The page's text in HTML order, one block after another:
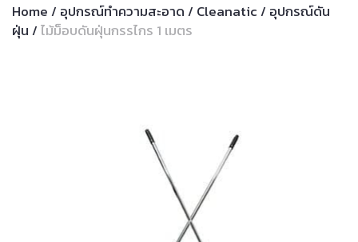
Home / อุปกรณ์ทําความสะอาด / Cleanatic / อุปกรณ์ดัน
ฝุ่น / ไม้ม็อบดันฝุ่นกรรไกร 1 เมตร